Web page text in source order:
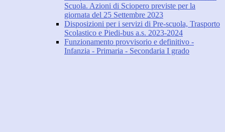
Scuola. Azioni di Sciopero previste per la
giornata del 25 Settembre 2023
Disposizioni per i servizi di Pre-scuola, Trasporto
Scolastico e Piedi-bus a.s. 2023-2024
Funzionamento provvisorio e definitivo -
Infanzia - Primaria - Secondaria I grado